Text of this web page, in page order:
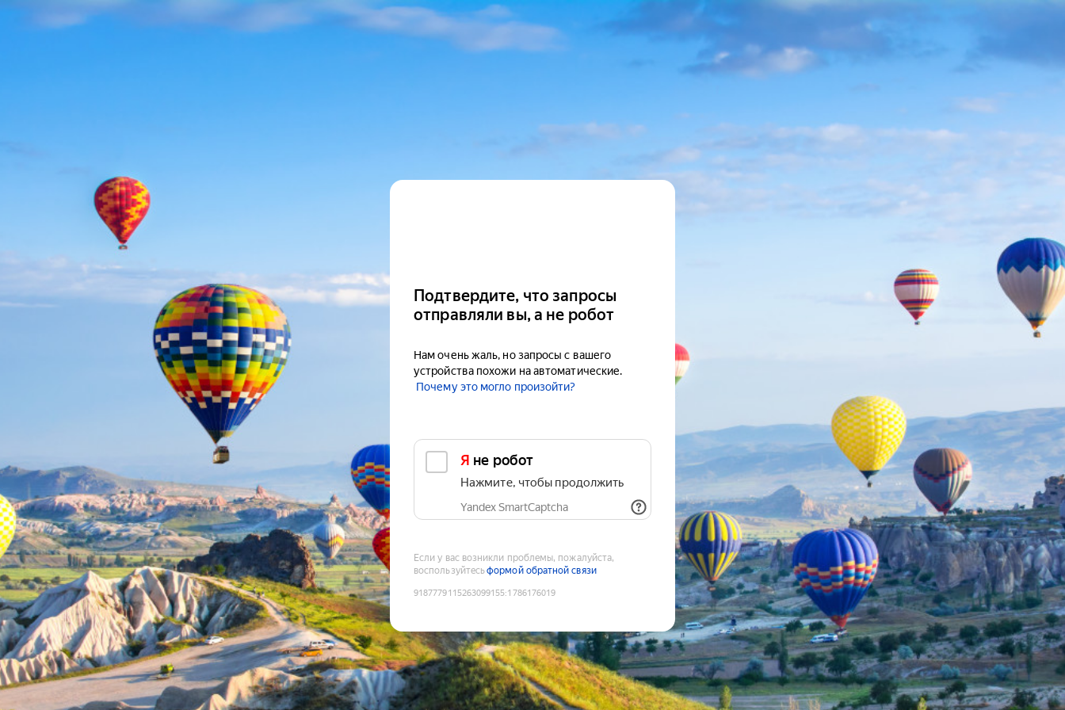
Подтвердите, что запросы
отправляли вы, а не робот
Нам очень жаль, но запросы с вашего
устройства похожи на автоматические.
Почему это могло произойти?
Я не робот
Нажмите, чтобы продолжить
Yandex SmartCaptcha
Если у вас возникли проблемы, пожалуйста,
воспользуйтесьформой обратной связи
9187779115263099155:1786176019